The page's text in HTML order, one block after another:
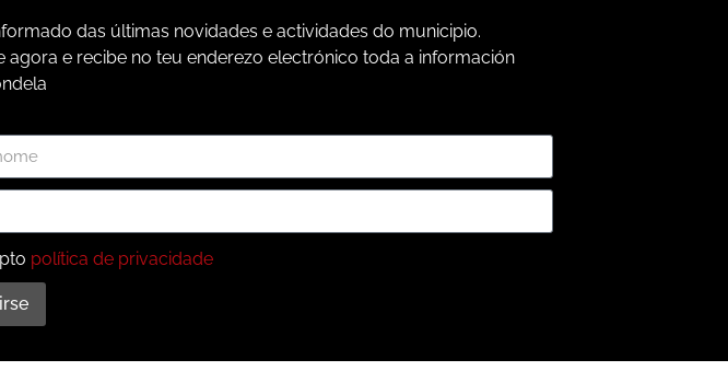
das últimas novidades e actividades do municipio.
agora e recibe no teu enderezo electrónico toda a información
política de privacidade